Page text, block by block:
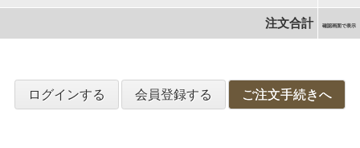
注文合計 確認画面で表示
ログインする 会員登録する ご注文手続きへ